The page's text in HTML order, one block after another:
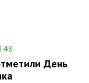
День